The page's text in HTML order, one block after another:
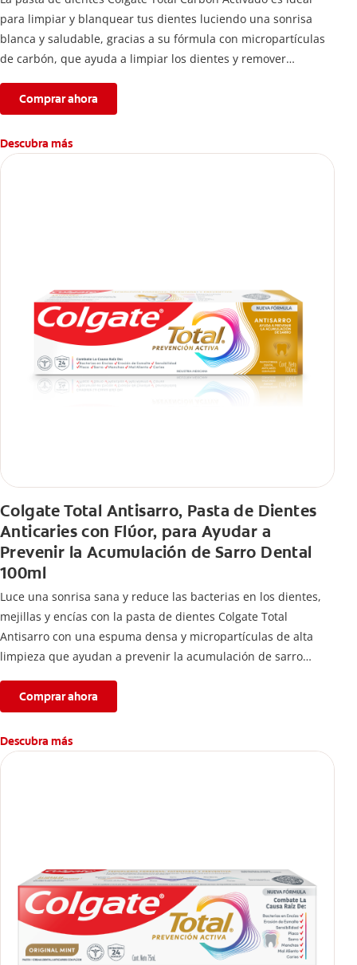
para limpiar y blanquear tus dientes luciendo una sonrisa
blanca y saludable, gracias a su fórmula con micropartículas
de carbón, que ayuda a limpiar los dientes y remover
Comprar ahora
Descubra más
Colgate Total Antisarro, Pasta de Dientes
Anticaries con Flúor, para Ayudar a
Prevenir la Acumulación de Sarro Dental
100ml
Luce una sonrisa sana y reduce las bacterias en los dientes,
mejillas y encías con la pasta de dientes Colgate Total
Antisarro con una espuma densa y micropartículas de alta
limpieza que ayudan a prevenir la acumulación de sarro
Comprar ahora
Descubra más